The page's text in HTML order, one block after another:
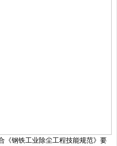
钢铁工业除尘工程技能规范》要